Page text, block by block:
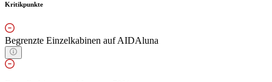
Kritikpunkte
Begrenzte Einzelkabinen auf AIDAluna